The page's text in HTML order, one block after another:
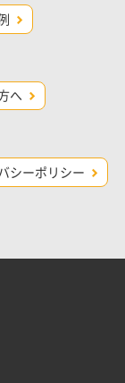
へ
シーポリシー